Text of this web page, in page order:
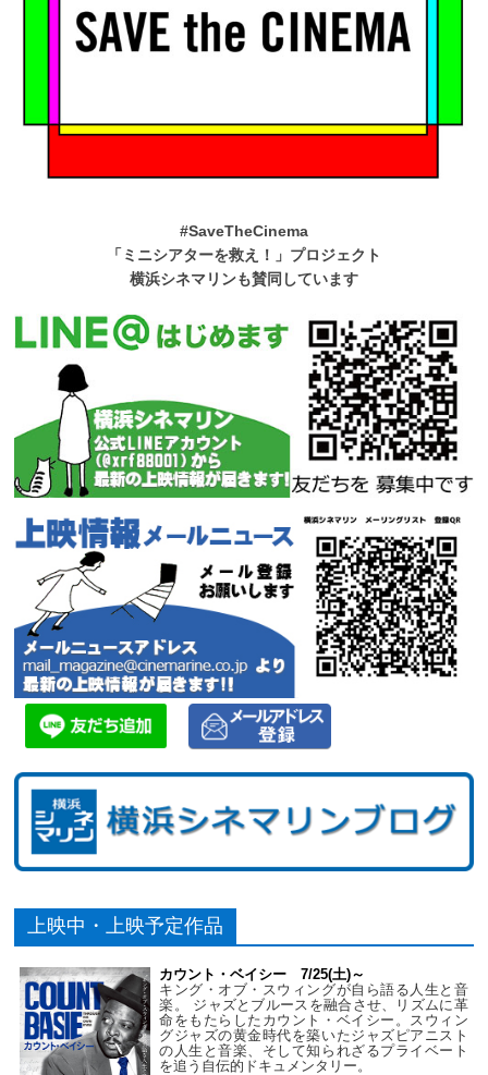
#SaveTheCinema
「ミニシアターを救え！」プロジェクト
横浜シネマリンも賛同しています
上映中・上映予定作品
カウント・ベイシー 7/25(土)～
キング・オブ・スウィングが自ら語る人生と音
楽。 ジャズとブルースを融合させ、リズムに革
命をもたらしたカウント・ベイシー。スウィン
グジャズの黄金時代を築いたジャズピアニスト
の人生と音楽、そして知られざるプライベート
を追う自伝的ドキュメンタリー。